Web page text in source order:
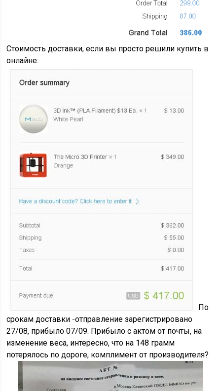
Стоимость доставки, если вы просто решили купить в
онлайне:
По
срокам доставки -отправление зарегистрировано
27/08, прибыло 07/09. Прибыло с актом от почты, на
изменение веса, интересно, что на 148 грамм
потерялось по дороге, комплимент от производителя?